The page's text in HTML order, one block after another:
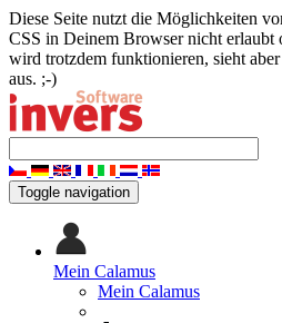
Diese Seite nutzt die Möglichkeiten
CSS in Deinem Browser nicht erlaubt
wird trotzdem funktionieren, sieht
aus. ;-)
Toggle navigation
Mein Calamus
Mein Calamus